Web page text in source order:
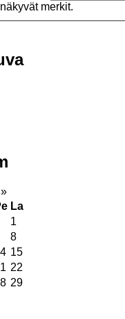
merkit.
»
La
1
8
15
22
29